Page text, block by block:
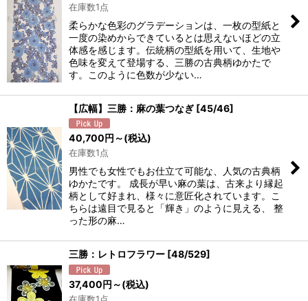
在庫数1点
柔らかな色彩のグラデーションは、一枚の型紙と
一度の染めからできているとは思えないほどの立
体感を感じます。伝統柄の型紙を用いて、生地や
色味を変えて登場する、三勝の古典柄ゆかたで
す。このように色数が少ない…
【広幅】三勝：麻の葉つなぎ [45/46]
40,700 円 ～(税込)
在庫数1点
男性でも女性でもお仕立て可能な、人気の古典柄
ゆかたです。 成長が早い麻の葉は、古来より縁起
柄として好まれ、様々に意匠化されています。こ
ちらは遠目で見ると「輝き」のように見える、 整
った形の麻…
三勝：レトロフラワー [48/529]
37,400円 ～(税込)